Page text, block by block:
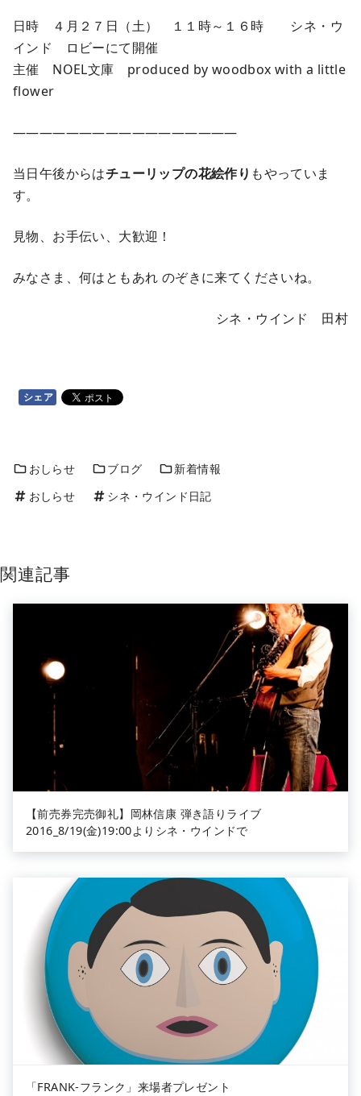
日時 ４月２７日（土） １１時～１６時 シネ・ウ
インド ロビーにて開催
主催 NOEL文庫 produced by woodbox with a little
flower
—————————————————
当日午後からはチューリップの花絵作り もやっていま
す。
見物、お手伝い、大歓迎！
みなさま、何はともあれ のぞきに来てくださいね。
シネ・ウインド 田村
シェア
おしらせ ブログ
新着情報
おしらせ
シネ・ウインド日記
関連記事
【前売券完売御礼】岡林信康 弾き語りライブ
2016_8/19(金)19:00よりシネ・ウインドで
「FRANK-フランク」来場者プレゼント